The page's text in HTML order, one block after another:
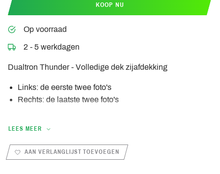
KOOP NU
Op voorraad
2 - 5 werkdagen
Dualtron Thunder - Volledige dek zijafdekking
Links: de eerste twee foto's
Rechts: de laatste twee foto's
LEES MEER
AAN VERLANGLIJST TOEVOEGEN